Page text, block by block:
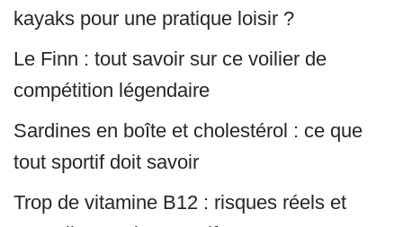
kayaks pour une pratique loisir ?
Le Finn : tout savoir sur ce voilier de
compétition légendaire
Sardines en boîte et cholestérol : ce que
tout sportif doit savoir
Trop de vitamine B12 : risques réels et